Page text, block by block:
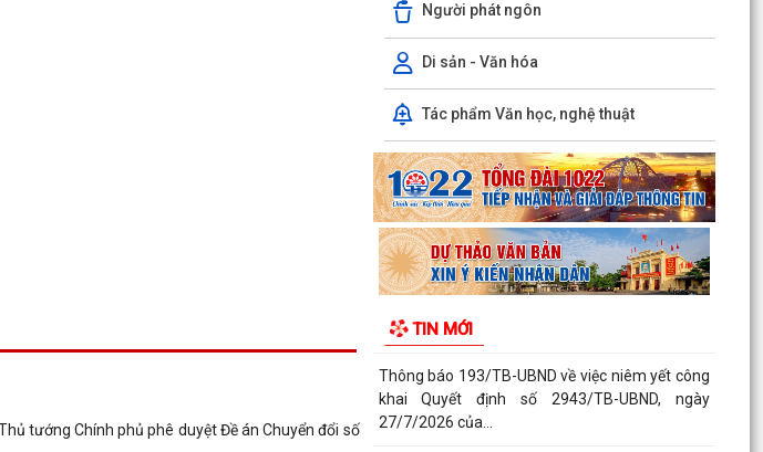
tướng Chính phủ phê duyệt Đề án Chuyển đổi số
Người phát ngôn
Di sản - Văn hóa
Tác phẩm Văn học, nghệ thuật
TIN MỚI
Thông báo 187/TB-UBND, về việc niêm yết công
khai Quyết định 59/2026/QĐ-UBND, ngày
21/7/2026 của...
Thông báo 188/TB-UBND, về việc niêm yết công
khai Quyết định 60/2026/QĐ-UBND, ngày
21/7/2026 của...
Thông báo 189/TB-UBND về việc tham gia Giải
thưởng Chất lượng Quốc Gia năm 2026
Thông báo 191/TB-UBND về việc phối hợp ứng
đi làm tại...
Thông báo 193/TB-UBND về việc niêm yết công
khai Quyết định số 2943/TB-UBND, ngày
27/7/2026 của...